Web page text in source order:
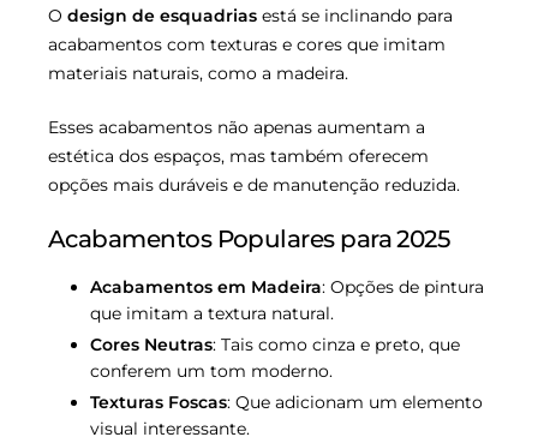
O design de esquadrias está se inclinando para
acabamentos com texturas e cores que imitam
materiais naturais, como a madeira.
Esses acabamentos não apenas aumentam a
estética dos espaços, mas também oferecem
opções mais duráveis e de manutenção reduzida.
Acabamentos Populares para 2025
Acabamentos em Madeira: Opções de pintura
que imitam a textura natural.
Cores Neutras: Tais como cinza e preto, que
conferem um tom moderno.
Texturas Foscas: Que adicionam um elemento
visual interessante.